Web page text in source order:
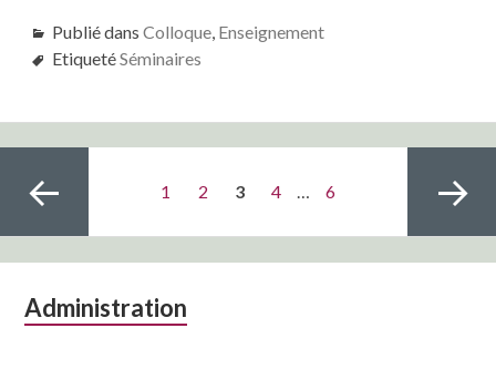
Publié dans Colloque, Enseignement
EtiquetéSéminaires
des
publications
Page
Page
1 Page
2 PAGE
3 Page
4 … Page
6
Colonne
Administration